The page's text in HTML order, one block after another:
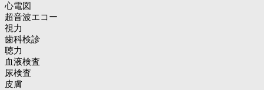
心電図
超音波エコー
視力
歯科検診
聴力
血液検査
尿検査
皮膚